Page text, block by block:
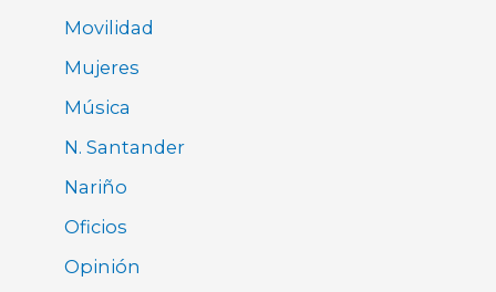
Movilidad
Mujeres
Música
N. Santander
Nariño
Oficios
Opinión